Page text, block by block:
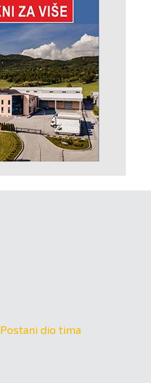
Postani dio tima